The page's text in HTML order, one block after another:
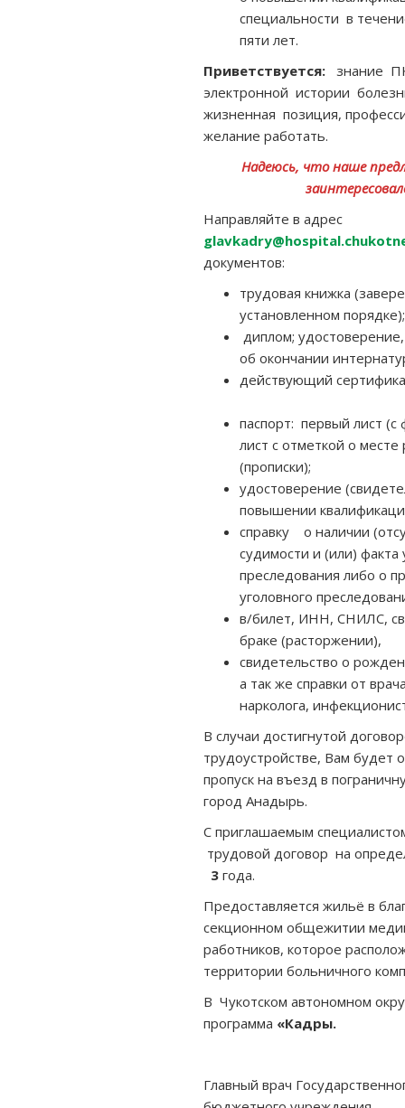
специальности в
пяти лет.
Приветствуется: знание
электронной истории
жизненная позиция,
желание работать.
Надеюсь, что наше
Направляйте в адрес
документов:
трудовая книжка
установленном порядке);
диплом;
об окончании
действующий
паспорт: первый лист
лист с отметкой о месте
(прописки);
удостоверение
повышении
справку о наличии
судимости и (или) факта
преследования либо о
уголовного
в/билет, ИНН, СНИЛС,
браке (расторжении),
свидетельство о
а так же справки от
нарколога,
В случаи достигнутой
трудоустройстве, Вам будет
пропуск на въезд в
город Анадырь.
С приглашаемым
трудовой договор на
3 года.
Предоставляется жильё в
секционном общежитии
работников, которое
территории больничного
В Чукотском автономном
программа «Кадры.
Главный врач